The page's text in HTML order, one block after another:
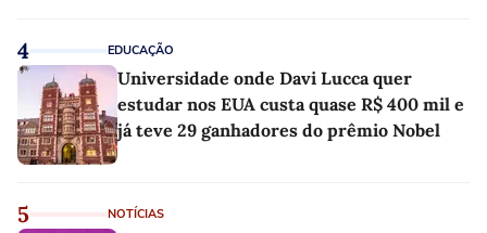
4 EDUCAÇÃO
Universidade onde Davi Lucca quer
estudar nos EUA custa quase R$ 400 mil e
já teve 29 ganhadores do prêmio Nobel
5 NOTÍCIAS